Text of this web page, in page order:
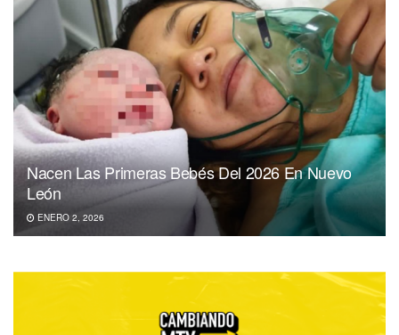
Nacen Las Primeras Bebés Del 2026 En Nuevo
León
ENERO 2, 2026